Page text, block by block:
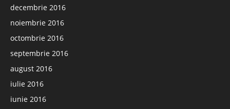
decembrie 2016
noiembrie 2016
octombrie 2016
septembrie 2016
august 2016
iulie 2016
iunie 2016